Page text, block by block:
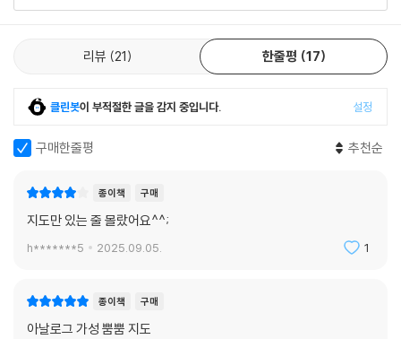
리뷰 21 한줄평 17
클린봇이 부적절한 글을 감지 중입니다. 설정
구매한줄평 추천순
종이책 구매
지도만 있는 줄 몰랐어요^^;
h*******5 2025.09.05. 1
종이책 구매
아날로그 가성 뿜뿜 지도